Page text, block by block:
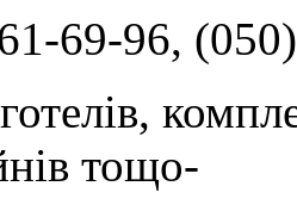
69-96,
тощо-